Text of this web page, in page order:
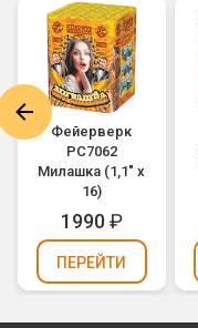
Фейерверк
РС7062
Милашка (1,1" х
16)
1990₽
ПЕРЕЙТИ